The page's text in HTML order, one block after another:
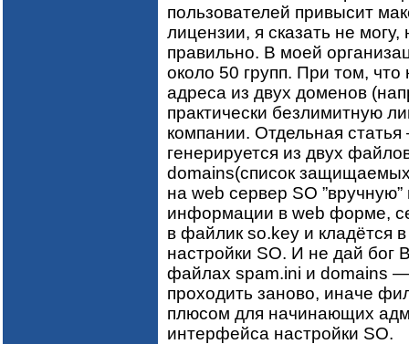
пользователей привысит
лицензии, я сказать не
правильно. В моей
около 50 групп. При том,
адреса из двух доменов
практически безлимитную
компании. Отдельная
генерируется из двух
domains(список
на web сервер SO
информации в web форме,
в файлик so.key и кладётся
настройки SO. И не дай бог
файлах spam.ini и domains —
проходить заново, иначе
плюсом для начинающих
интерфейса настройки SO.